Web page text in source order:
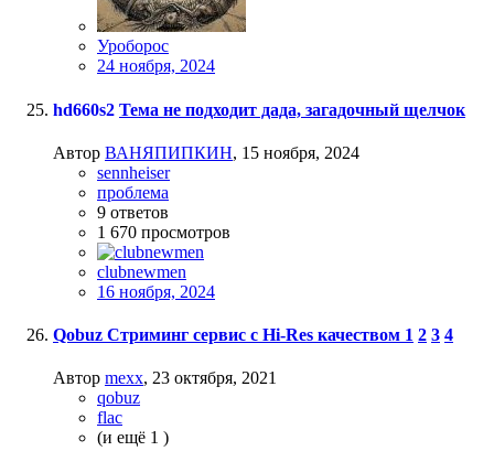
Уроборос
24 ноября, 2024
hd660s2 Тема не подходит дада, загадочный щелчок
Автор ВАНЯПИПКИН, 15 ноября, 2024
sennheisеr
проблема
9 ответов
1 670 просмотров
clubnewmen
16 ноября, 2024
Qobuz Стриминг сервис с Hi-Res качеством 1 2 3 4
Автор mexx, 23 октября, 2021
qobuz
flac
(и ещё 1 )